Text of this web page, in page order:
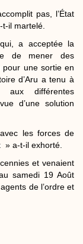
pas, l’État
il martelé.
a acceptée la
de mener des
pour une sortie en
d’Aru a tenu à
aux différentes
d’une solution
les forces de
» a-t-il exhorté.
et venaient
samedi 19 Août
de l’ordre et